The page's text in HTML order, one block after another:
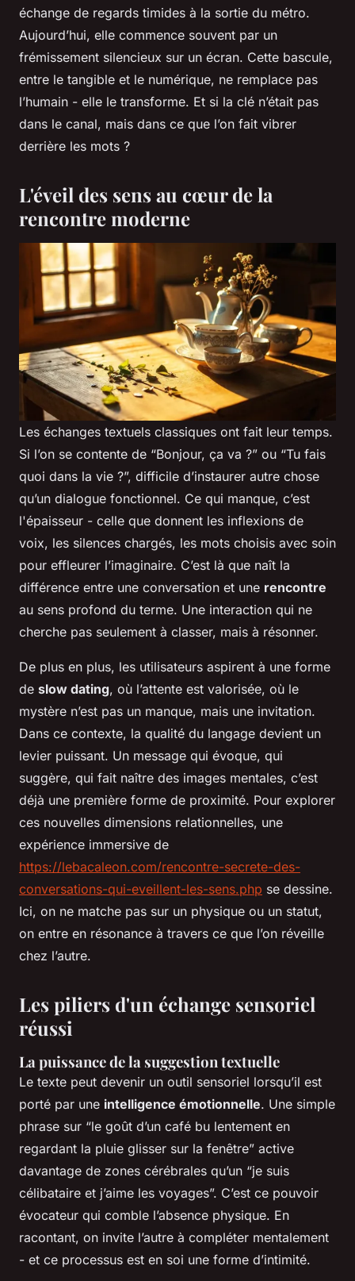
échange de regards timides à la sortie du métro.
Aujourd’hui, elle commence souvent par un
frémissement silencieux sur un écran. Cette bascule,
entre le tangible et le numérique, ne remplace pas
l’humain - elle le transforme. Et si la clé n’était pas
dans le canal, mais dans ce que l’on fait vibrer
derrière les mots ?
L'éveil des sens au cœur de la
rencontre moderne
Les échanges textuels classiques ont fait leur temps.
Si l’on se contente de “Bonjour, ça va ?” ou “Tu fais
quoi dans la vie ?”, difficile d’instaurer autre chose
qu’un dialogue fonctionnel. Ce qui manque, c’est
l'épaisseur - celle que donnent les inflexions de
voix, les silences chargés, les mots choisis avec soin
pour effleurer l’imaginaire. C’est là que naît la
différence entre une conversation et une rencontre
au sens profond du terme. Une interaction qui ne
cherche pas seulement à classer, mais à résonner.
De plus en plus, les utilisateurs aspirent à une forme
de slow dating, où l’attente est valorisée, où le
mystère n’est pas un manque, mais une invitation.
Dans ce contexte, la qualité du langage devient un
levier puissant. Un message qui évoque, qui
suggère, qui fait naître des images mentales, c’est
déjà une première forme de proximité. Pour explorer
ces nouvelles dimensions relationnelles, une
expérience immersive de
https://lebacaleon.com/rencontre-secrete-des-
conversations-qui-eveillent-les-sens.php se dessine.
Ici, on ne matche pas sur un physique ou un statut,
on entre en résonance à travers ce que l’on réveille
chez l’autre.
Les piliers d'un échange sensoriel
réussi
La puissance de la suggestion textuelle
Le texte peut devenir un outil sensoriel lorsqu’il est
porté par une intelligence émotionnelle. Une simple
phrase sur “le goût d’un café bu lentement en
regardant la pluie glisser sur la fenêtre” active
davantage de zones cérébrales qu’un “je suis
célibataire et j’aime les voyages”. C’est ce pouvoir
évocateur qui comble l’absence physique. En
racontant, on invite l’autre à compléter mentalement
- et ce processus est en soi une forme d’intimité.